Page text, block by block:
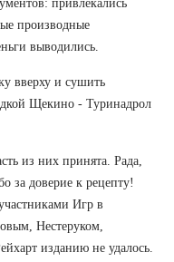
привлекались
производные
выводились.
вверху и сушить
Щекино - Туринадрол
из них принята. Рада,
за доверие к рецепту!
Игр в
Нестеруком,
изданию не удалось.